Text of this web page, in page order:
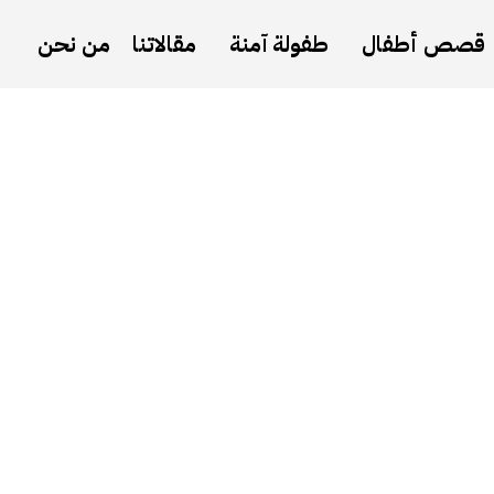
قصص أطفال طفولة آمنة مقالاتنا من نحن